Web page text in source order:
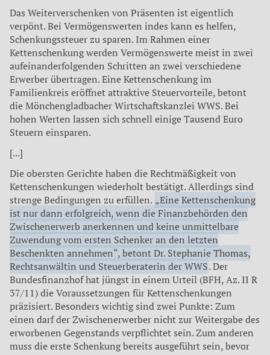
Das Weiterverschenken von Präsenten ist eigentlich
verpönt. Bei Vermögenswerten indes kann es helfen,
Schenkungssteuer zu sparen. Im Rahmen einer
Kettenschenkung werden Vermögenswerte meist in zwei
aufeinanderfolgenden Schritten an zwei verschiedene
Erwerber übertragen. Eine Kettenschenkung im
Familienkreis eröffnet attraktive Steuervorteile, betont
die Mönchengladbacher Wirtschaftskanzlei WWS. Bei
hohen Werten lassen sich schnell einige Tausend Euro
Steuern einsparen.
[...]
Die obersten Gerichte haben die Rechtmäßigkeit von
Kettenschenkungen wiederholt bestätigt. Allerdings sind
strenge Bedingungen zu erfüllen. „Eine Kettenschenkung
ist nur dann erfolgreich, wenn die Finanzbehörden den
Zwischenerwerb anerkennen und keine unmittelbare
Zuwendung vom ersten Schenker an den letzten
Beschenkten annehmen“, betont Dr. Stephanie Thomas,
Rechtsanwältin und Steuerberaterin der WWS. Der
Bundesfinanzhof hat jüngst in einem Urteil (BFH, Az. II R
37/11) die Voraussetzungen für Kettenschenkungen
präzisiert. Besonders wichtig sind zwei Punkte: Zum
einen darf der Zwischenerwerber nicht zur Weitergabe des
erworbenen Gegenstands verpflichtet sein. Zum anderen
muss die erste Schenkung bereits ausgeführt sein, bevor